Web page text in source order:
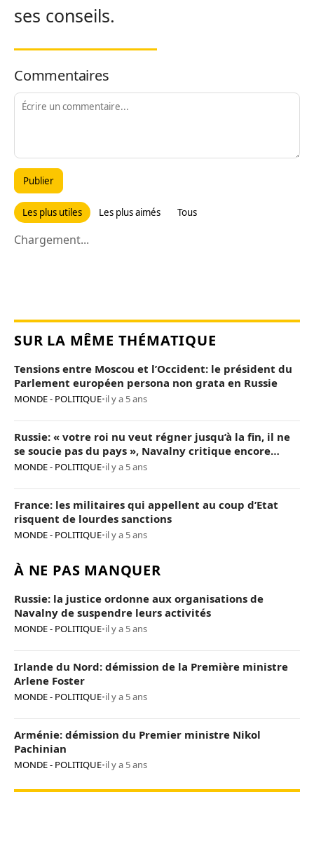
ses conseils.
Commentaires
Publier
Les plus utiles Les plus aimés Tous
Chargement...
SUR LA MÊME THÉMATIQUE
Tensions entre Moscou et l’Occident: le président du
Parlement européen persona non grata en Russie
MONDE - POLITIQUE•il y a 5 ans
Russie: « votre roi nu veut régner jusqu’à la fin, il ne
se soucie pas du pays », Navalny critique encore
Poutine
MONDE - POLITIQUE•il y a 5 ans
France: les militaires qui appellent au coup d’Etat
risquent de lourdes sanctions
MONDE - POLITIQUE•il y a 5 ans
À NE PAS MANQUER
Russie: la justice ordonne aux organisations de
Navalny de suspendre leurs activités
MONDE - POLITIQUE•il y a 5 ans
Irlande du Nord: démission de la Première ministre
Arlene Foster
MONDE - POLITIQUE•il y a 5 ans
Arménie: démission du Premier ministre Nikol
Pachinian
MONDE - POLITIQUE•il y a 5 ans